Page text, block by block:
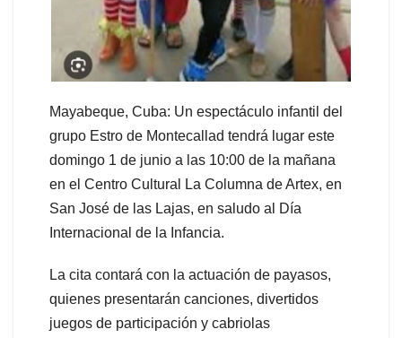
Mayabeque, Cuba: Un espectáculo infantil del
grupo Estro de Montecallad tendrá lugar este
domingo 1 de junio a las 10:00 de la mañana
en el Centro Cultural La Columna de Artex, en
San José de las Lajas, en saludo al Día
Internacional de la Infancia.
La cita contará con la actuación de payasos,
quienes presentarán canciones, divertidos
juegos de participación y cabriolas